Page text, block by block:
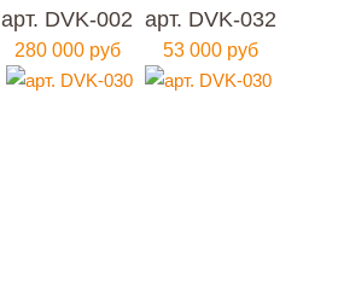
арт. DVK-002
280 000 руб
арт. DVK-032
53 000 руб